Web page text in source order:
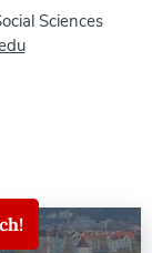
Sciences